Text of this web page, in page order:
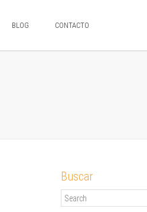
BLOG CONTACTO
Buscar